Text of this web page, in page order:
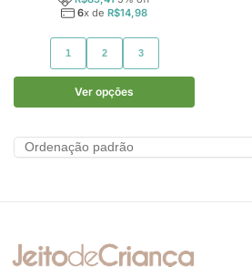
6x de R$14,98
1 2 3
Ver opções